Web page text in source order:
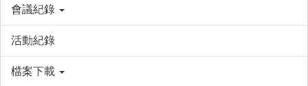
會議紀錄
活動紀錄
檔案下載